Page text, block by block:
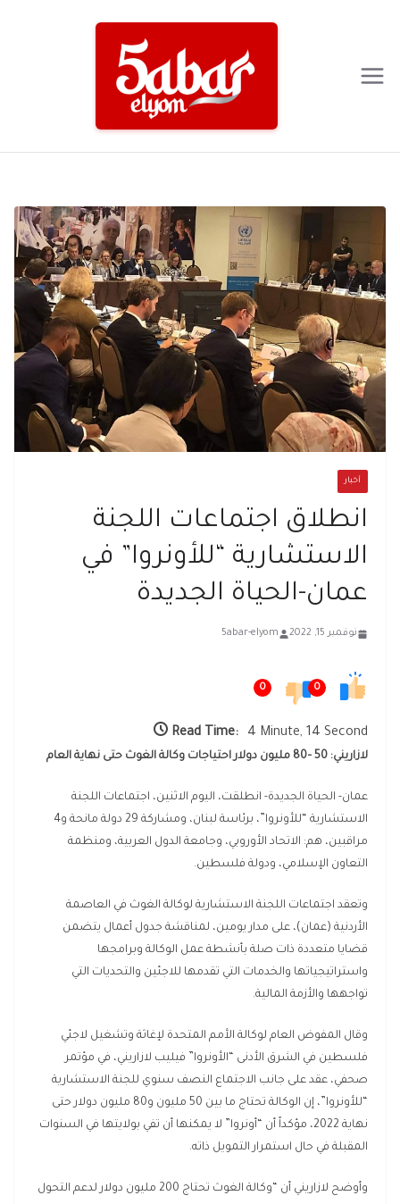
أخبار
انطلاق اجتماعات اللجنة
الاستشارية “للأونروا” في
عمان-الحياة الجديدة
نوفمبر 15, 2022 5abar-elyom
0
0
Read Time: 4 Minute, 14 Second
لازاريني: 50 –80 مليون دولار احتياجات وكالة الغوث حتى نهاية العام
عمان- الحياة الجديدة- انطلقت، اليوم الاثنين، اجتماعات اللجنة
الاستشارية “للأونروا”، برئاسة لبنان، ومشاركة 29 دولة مانحة و4
مراقبين، هم: الاتحاد الأوروبي، وجامعة الدول العربية، ومنظمة
التعاون الإسلامي، ودولة فلسطين.
وتعقد اجتماعات اللجنة الاستشارية لوكالة الغوث في العاصمة
الأردنية (عمان)، على مدار يومين، لمناقشة جدول أعمال يتضمن
قضايا متعددة ذات صلة بأنشطة عمل الوكالة وبرامجها
واستراتيجياتها والخدمات التي تقدمها للاجئين والتحديات التي
تواجهها والأزمة المالية.
وقال المفوض العام لوكالة الأمم المتحدة لإغاثة وتشغيل لاجئي
فلسطين في الشرق الأدنى “الأونروا” فيليب لازاريني، في مؤتمر
صحفي، عقد على جانب الاجتماع النصف سنوي للجنة الاستشارية
“للأونروا”، إن الوكالة تحتاج ما بين 50 مليون و80 مليون دولار حتى
نهاية 2022، مؤكداً أن “أونروا” لا يمكنها أن تفي بولايتها في السنوات
المقبلة في حال استمرار التمويل ذاته.
وأوضح لازاريني أن “وكالة الغوث تحتاج 200 مليون دولار لدعم التحول